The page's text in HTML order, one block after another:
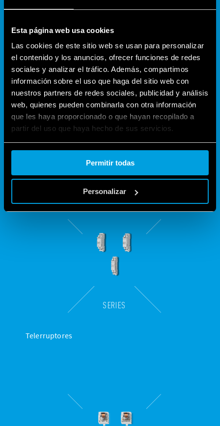
Esta página web usa cookies
Las cookies de este sitio web se usan para personalizar
el contenido y los anuncios, ofrecer funciones de redes
sociales y analizar el tráfico. Además, compartimos
información sobre el uso que haga del sitio web con
nuestros partners de redes sociales, publicidad y análisis
web, quienes pueden combinarla con otra información
que les haya proporcionado o que hayan recopilado a
partir del uso que haya hecho de sus servicios.
Cookie policy.
Permitir todas
Personalizar
SERIES
Contactores Modulares
SERIES
Telerruptores